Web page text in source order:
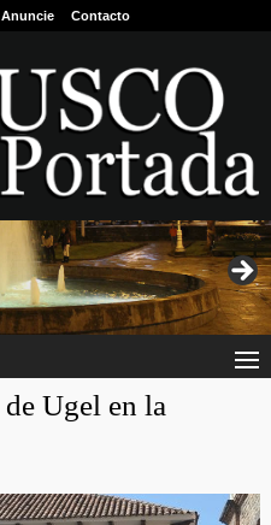
Anuncie Contacto
Ugel en la